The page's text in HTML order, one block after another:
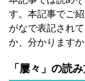
す。本記事でご
がなで表記され
か、分かりますか
「屢々」の読